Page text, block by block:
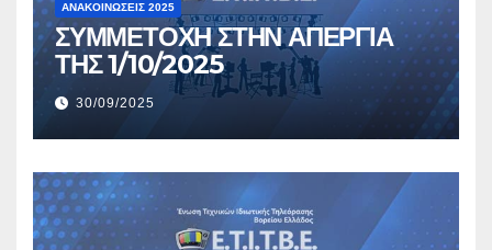
ΑΝΑΚΟΙΝΏΣΕΙΣ 2025
ΣΥΜΜΕΤΟΧΗ ΣΤΗΝ ΑΠΕΡΓΙΑ
ΤΗΣ 1/10/2025
30/09/2025